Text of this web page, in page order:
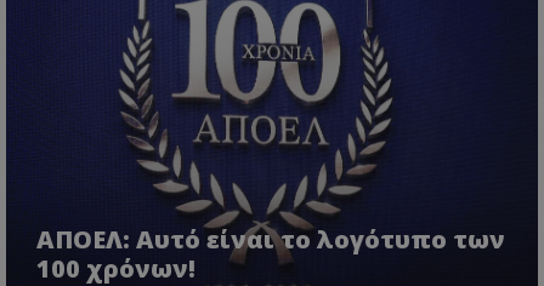
ΑΠΟΕΛ: Αυτό είναι το λογότυπο των
100 χρόνων!